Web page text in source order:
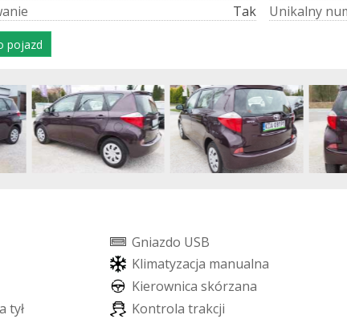
anie Tak
Unikalny nu
pojazd
Gniazdo USB
Klimatyzacja manualna
Kierownica skórzana
a tył Kontrola trakcji